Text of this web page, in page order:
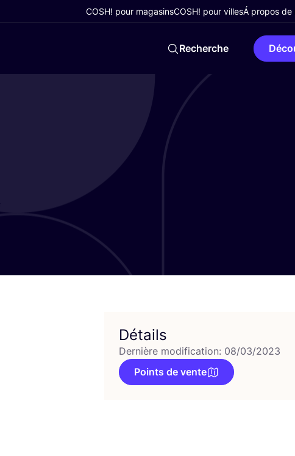
COSH! pour magasinsCOSH! pour villesÁ propos de
Recherche
Détails
Dernière modification: 08/03/2023
Points de vente